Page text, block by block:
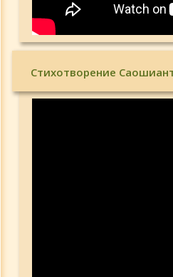
Стихотворение